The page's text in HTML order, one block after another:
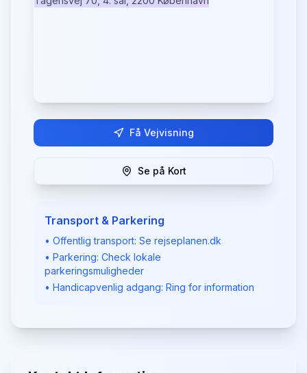
Få Vejvisning
Se på Kort
Transport & Parkering
• Offentlig transport: Se rejseplanen.dk
• Parkering: Check lokale
parkeringsmuligheder
• Handicapvenlig adgang: Ring for information